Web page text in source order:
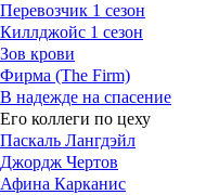
Перевозчик 1 сезон
Киллджойс 1 сезон
Зов крови
Фирма (The Firm)
В надежде на спасение
Его коллеги по цеху
Паскаль Лангдэйл
Джордж Чертов
Афина Карканис